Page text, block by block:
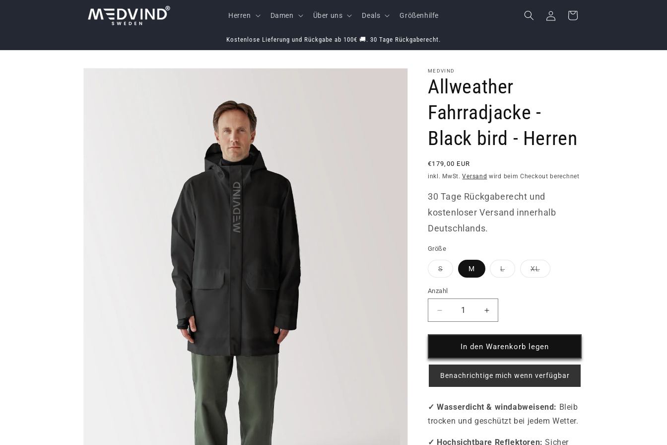
Herren Damen Über uns Deals Größenhilfe EinloggenWarenkorb
Kostenlose Lieferung und Rückgabe ab 100€ 🚚. 30 Tage Rückgaberecht.
MEDVIND
Allweather
Fahrradjacke -
Black bird - Herren
Normaler
Preis
€179,00 EUR
inkl. MwSt.Versand wird beim Checkout berechnet
30 Tage Rückgaberecht und
kostenloser Versand innerhalb
Deutschlands.
Größe
SVariante
ausverkauft
nicht
M LVariante
ausverkauft
XLVariante
ausverkauft
Anzahl
Verringere
die
Menge
Allweather
Fahrradjacke
-
Black
-
Herren
Erhöhe
die
Menge
für
Allweather
Fahrradjacke
-
Black
-
Herren
In den Warenkorb legen
Benachrichtige mich wenn verfügbar
✓ Wasserdicht & windabweisend: Bleib
trocken und geschützt bei jedem Wetter.
✓ Hochsichtbare Reflektoren: Sicher